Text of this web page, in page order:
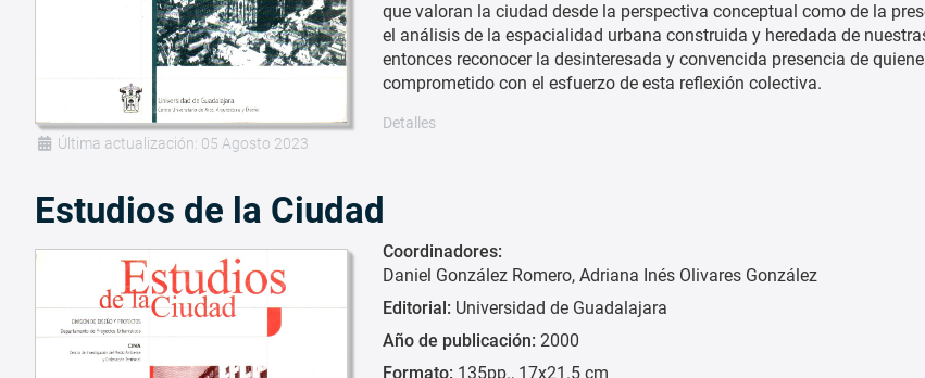
que valoran la ciudad desde la perspectiva conceptual como de la
el análisis de la espacialidad urbana construida y heredada de
entonces reconocer la desinteresada y convencida presencia de
comprometido con el esfuerzo de esta reflexión colectiva.
Detalles
Última actualización: 05 Agosto 2023
Estudios de la Ciudad
Coordinadores:
Daniel González Romero Adriana Inés Olivares González
Editorial: Universidad de Guadalajara
Año de publicación: 2000
Formato: 135pp., 17x21.5 cm